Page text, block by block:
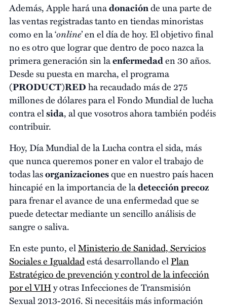
Además, Apple hará unadonaciónde una parte de
las ventas registradas tanto en tiendas minoristas
como en la ‘online’ en el día de hoy. El objetivo final
no es otro que lograr que dentro de poco nazca la
primera generación sin laenfermedaden 30 años.
Desde su puesta en marcha, el programa
(PRODUCT)REDha recaudado más de 275
millones de dólares para el Fondo Mundial de lucha
contra elsida, al que vosotros ahora también podéis
contribuir.
Hoy, Día Mundial de la Lucha contra el sida, más
que nunca queremos poner en valor el trabajo de
todas lasorganizacionesque en nuestro país hacen
hincapié en la importancia de ladetección precoz
para frenar el avance de una enfermedad que se
puede detectar mediante un sencillo análisis de
sangre o saliva.
En este punto, elMinisterio de Sanidad, Servicios
Sociales e Igualdadestá desarrollando elPlan
Estratégico de prevención y control de la infección
por el VIHy otras Infecciones de Transmisión
Sexual 2013-2016. Si necesitáis más información